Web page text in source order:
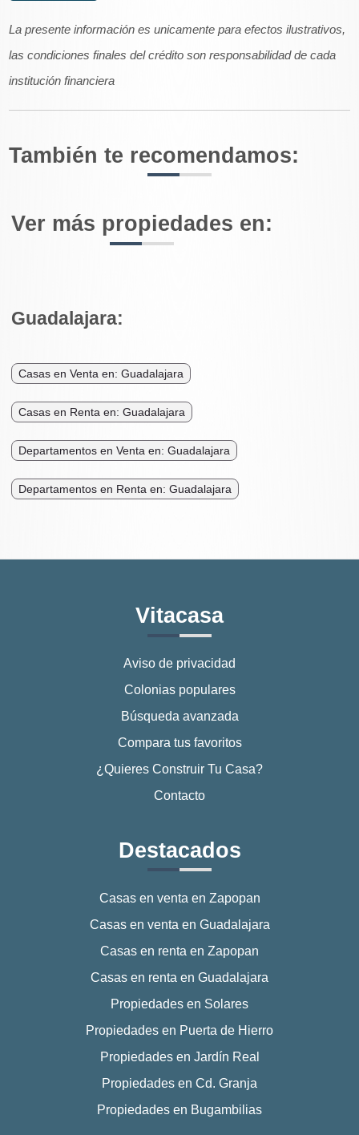
La presente información es unicamente para efectos ilustrativos,
las condiciones finales del crédito son responsabilidad de cada
institución financiera
También te recomendamos:
Ver más propiedades en:
Guadalajara:
Casas en Venta en: Guadalajara
Casas en Renta en: Guadalajara
Departamentos en Venta en: Guadalajara
Departamentos en Renta en: Guadalajara
Vitacasa
Aviso de privacidad
Colonias populares
Búsqueda avanzada
Compara tus favoritos
¿Quieres Construir Tu Casa?
Contacto
Destacados
Casas en venta en Zapopan
Casas en venta en Guadalajara
Casas en renta en Zapopan
Casas en renta en Guadalajara
Propiedades en Solares
Propiedades en Puerta de Hierro
Propiedades en Jardín Real
Propiedades en Cd. Granja
Propiedades en Bugambilias